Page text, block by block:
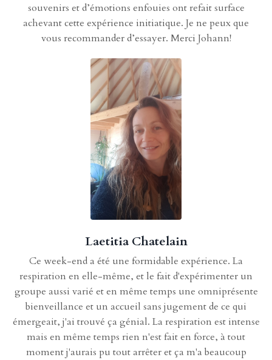
souvenirs et d’émotions enfouies ont refait surface
achevant cette expérience initiatique. Je ne peux que
vous recommander d’essayer. Merci Johann!
Laetitia Chatelain
Ce week-end a été une formidable expérience. La
respiration en elle-même, et le fait d'expérimenter un
groupe aussi varié et en même temps une omniprésente
bienveillance et un accueil sans jugement de ce qui
émergeait, j'ai trouvé ça génial. La respiration est intense
mais en même temps rien n'est fait en force, à tout
moment j'aurais pu tout arrêter et ça m'a beaucoup